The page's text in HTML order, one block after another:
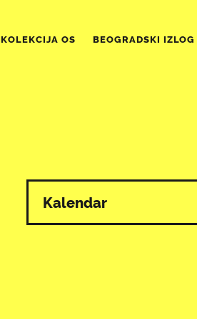
KOLEKCIJA OS BEOGRADSKI IZLOG
Kalendar